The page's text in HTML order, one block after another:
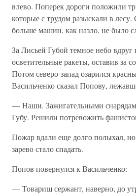
влево. Поперек дороги положили
которые с трудом разыскали в
больше машин, как назло, не было
За Лисьей Губой темное небо вдруг
осветительные ракеты, оставив за
Потом северо-запад озарился
Васильченко сказал Попову,
— Наши. Зажигательными
Губу. Решили потревожить
Пожар вдали еще долго полыхал,
зарево стало спадать.
Попов повернулся к Васильченко:
— Товарищ сержант, наверно, до